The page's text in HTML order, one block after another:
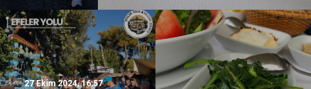
27 Ekim 2024, 16:57